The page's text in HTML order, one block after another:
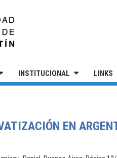
INSTITUCIONAL LINKS
EN